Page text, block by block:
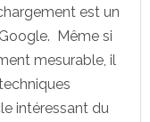
est un
Même si
mesurable, il
intéressant du